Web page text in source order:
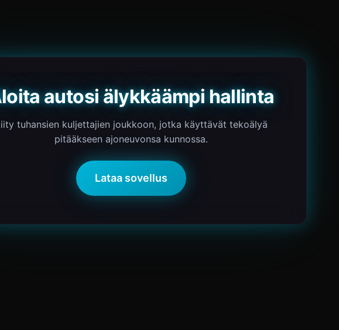
autosi älykkäämpi hallinta
tuhansien kuljettajien joukkoon, jotka käyttävät tekoälyä
pitääkseen ajoneuvonsa kunnossa.
Lataa sovellus